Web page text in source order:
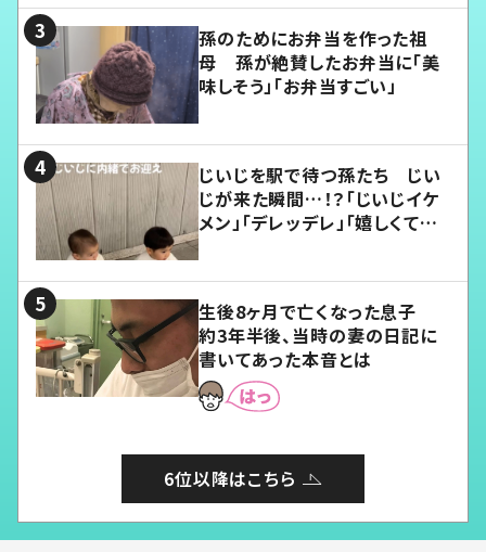
孫のためにお弁当を作った祖
母 孫が絶賛したお弁当に「美
味しそう」「お弁当すごい」
じいじを駅で待つ孫たち じい
じが来た瞬間…！？「じいじイケ
メン」「デレッデレ」「嬉しくて可
生後8ヶ月で亡くなった息子
約3年半後、当時の妻の日記に
書いてあった本音とは
6位以降はこちら